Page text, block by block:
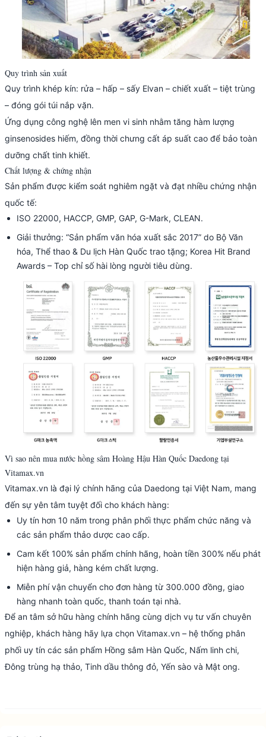
Quy trình sản xuất
Quy trình khép kín: rửa – hấp – sấy Elvan – chiết xuất – tiệt trùng
– đóng gói túi nắp vặn.
Ứng dụng công nghệ lên men vi sinh nhằm tăng hàm lượng
ginsenosides hiếm, đồng thời chưng cất áp suất cao để bảo toàn
dưỡng chất tinh khiết.
Chất lượng & chứng nhận
Sản phẩm được kiểm soát nghiêm ngặt và đạt nhiều chứng nhận
quốc tế:
ISO 22000, HACCP, GMP, GAP, G-Mark, CLEAN.
Giải thưởng: “Sản phẩm văn hóa xuất sắc 2017” do Bộ Văn
hóa, Thể thao & Du lịch Hàn Quốc trao tặng; Korea Hit Brand
Awards – Top chỉ số hài lòng người tiêu dùng.
Vì sao nên mua nước hồng sâm Hoàng Hậu Hàn Quốc Daedong tại
Vitamax.vn
Vitamax.vn là đại lý chính hãng của Daedong tại Việt Nam, mang
đến sự yên tâm tuyệt đối cho khách hàng:
Uy tín hơn 10 năm trong phân phối thực phẩm chức năng và
các sản phẩm thảo dược cao cấp.
Cam kết 100% sản phẩm chính hãng, hoàn tiền 300% nếu phát
hiện hàng giả, hàng kém chất lượng.
Miễn phí vận chuyển cho đơn hàng từ 300.000 đồng, giao
hàng nhanh toàn quốc, thanh toán tại nhà.
Để an tâm sở hữu hàng chính hãng cùng dịch vụ tư vấn chuyên
nghiệp, khách hàng hãy lựa chọn Vitamax.vn – hệ thống phân
phối uy tín các sản phẩm Hồng sâm Hàn Quốc, Nấm linh chi,
Đông trùng hạ thảo, Tinh dầu thông đỏ, Yến sào và Mật ong.